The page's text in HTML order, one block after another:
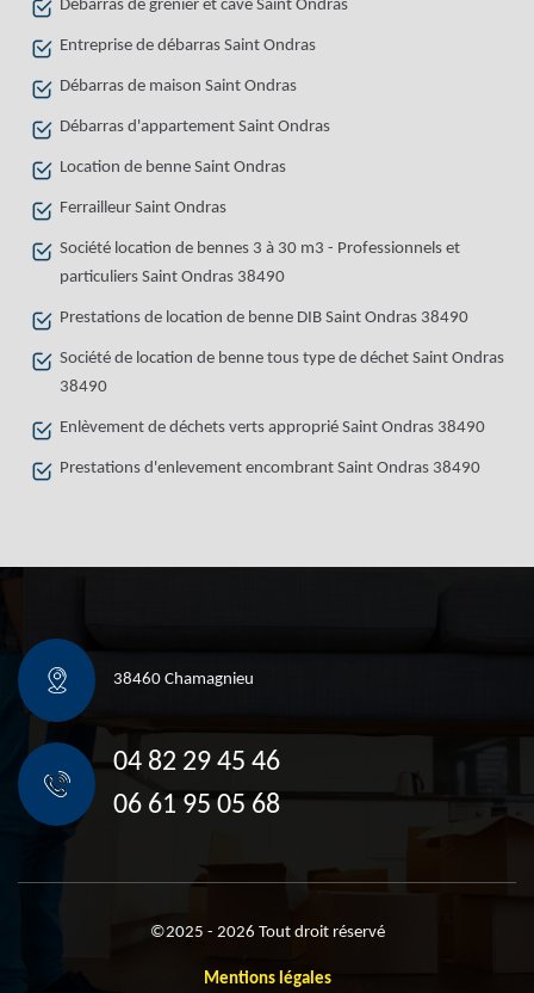
Débarras de grenier et cave Saint Ondras
Entreprise de débarras Saint Ondras
Débarras de maison Saint Ondras
Débarras d'appartement Saint Ondras
Location de benne Saint Ondras
Ferrailleur Saint Ondras
Société location de bennes 3 à 30 m3 - Professionnels et
particuliers Saint Ondras 38490
Prestations de location de benne DIB Saint Ondras 38490
Société de location de benne tous type de déchet Saint Ondras
38490
Enlèvement de déchets verts approprié Saint Ondras 38490
Prestations d'enlevement encombrant Saint Ondras 38490
38460 Chamagnieu
04 82 29 45 46
06 61 95 05 68
©2025 - 2026 Tout droit réservé
Mentions légales